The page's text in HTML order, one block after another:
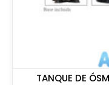
TANQUE DE